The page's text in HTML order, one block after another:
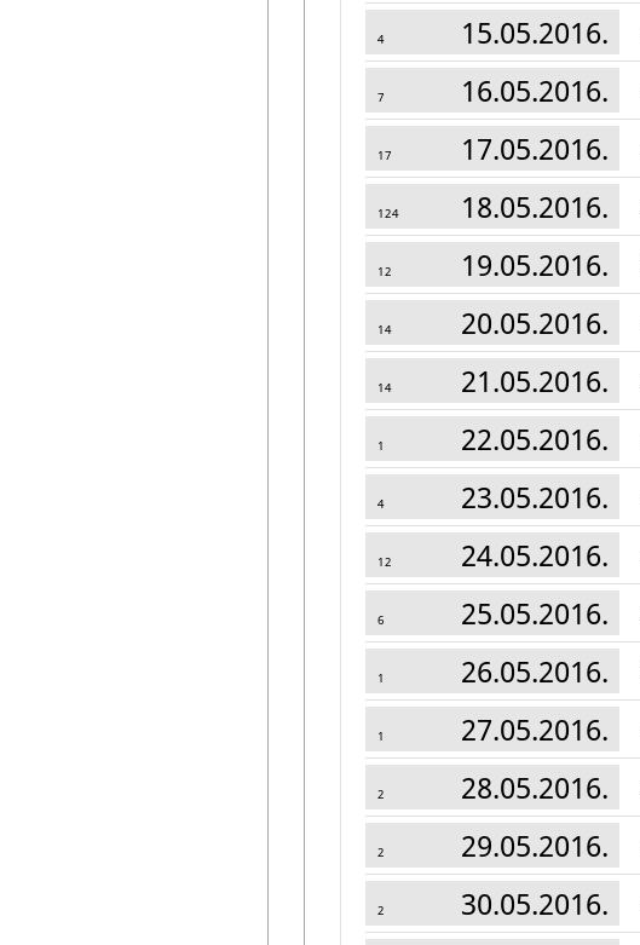
4 15.05.2016.
7 16.05.2016.
17 17.05.2016.
124 18.05.2016.
12 19.05.2016.
14 20.05.2016.
14 21.05.2016.
1 22.05.2016.
4 23.05.2016.
12 24.05.2016.
6 25.05.2016.
1 26.05.2016.
1 27.05.2016.
2 28.05.2016.
2 29.05.2016.
2 30.05.2016.